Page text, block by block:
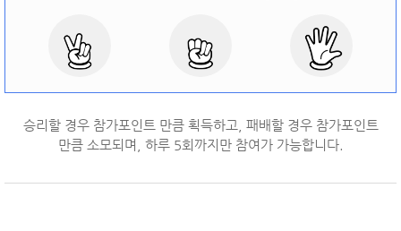
승리할 경우 참가포인트 만큼 획득하고, 패배할 경우 참가포인트
만큼 소모되며, 하루 5회까지만 참여가 가능합니다.